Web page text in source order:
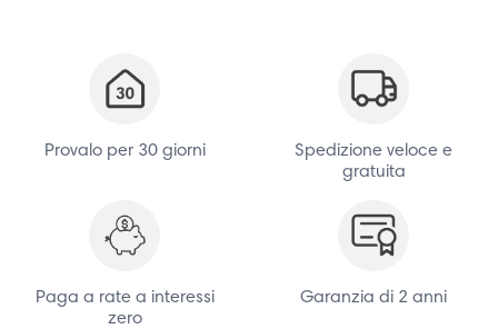
Provalo per 30 giorni
Spedizione veloce e
gratuita
Paga a rate a interessi
zero
Garanzia di 2 anni